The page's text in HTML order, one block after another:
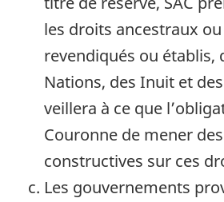
les droits ancestraux
revendiqués ou établis,
Nations, des Inuit et
veillera à ce que
Couronne de mener
constructives sur ces
Les gouvernements